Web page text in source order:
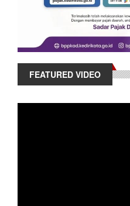
FEATURED VIDEO